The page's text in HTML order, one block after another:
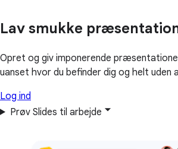
Lav smukke
Opret og giv imponerende
uanset hvor du befinder dig og helt uden
Log ind
Prøv Slides til arbejde